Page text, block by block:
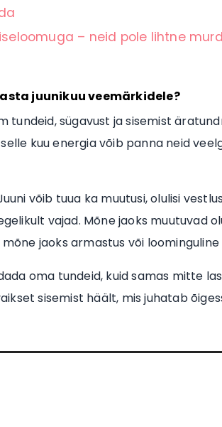
– neid pole lihtne
juunikuu veemärkidele?
sügavust ja sisemist
kuu energia võib panna neid
võib tuua ka muutusi, olulisi
vajad. Mõne jaoks muutuvad
jaoks armastus või loominguline
oma tundeid, kuid samas mitte
sisemist häält, mis juhatab